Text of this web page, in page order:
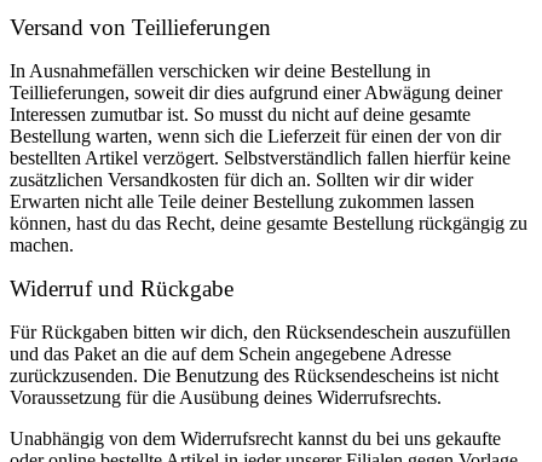
Versand von Teillieferungen
In Ausnahmefällen verschicken wir deine Bestellung in
Teillieferungen, soweit dir dies aufgrund einer Abwägung deiner
Interessen zumutbar ist. So musst du nicht auf deine gesamte
Bestellung warten, wenn sich die Lieferzeit für einen der von dir
bestellten Artikel verzögert. Selbstverständlich fallen hierfür keine
zusätzlichen Versandkosten für dich an. Sollten wir dir wider
Erwarten nicht alle Teile deiner Bestellung zukommen lassen
können, hast du das Recht, deine gesamte Bestellung rückgängig zu
machen.
Widerruf und Rückgabe
Für Rückgaben bitten wir dich, den Rücksendeschein auszufüllen
und das Paket an die auf dem Schein angegebene Adresse
zurückzusenden. Die Benutzung des Rücksendescheins ist nicht
Voraussetzung für die Ausübung deines Widerrufsrechts.
Unabhängig von dem Widerrufsrecht kannst du bei uns gekaufte